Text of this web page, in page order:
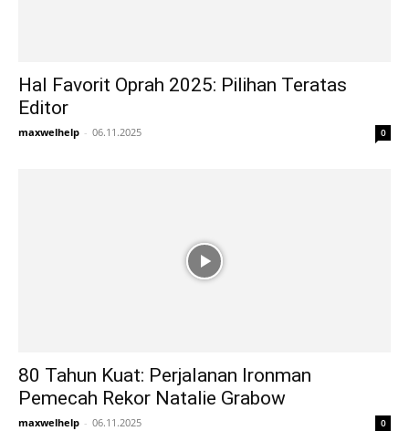
Hal Favorit Oprah 2025: Pilihan Teratas
Editor
maxwelhelp - 06.11.2025 0
80 Tahun Kuat: Perjalanan Ironman
Pemecah Rekor Natalie Grabow
maxwelhelp - 06.11.2025 0